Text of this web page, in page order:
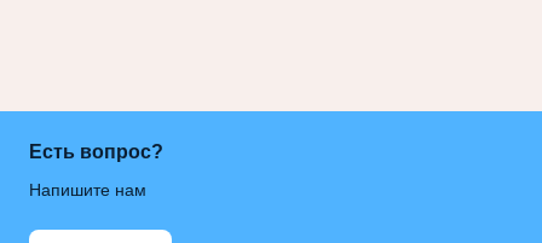
Есть вопрос?
Напишите нам